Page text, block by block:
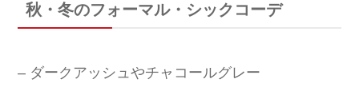
秋・冬のフォーマル・シックコーデ
– ダークアッシュやチャコールグレー